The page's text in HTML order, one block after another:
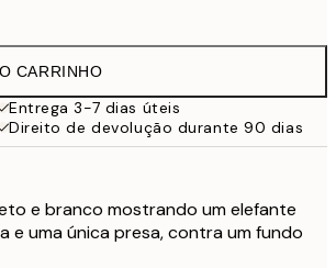
CARRINHO
Entrega 3-7 dias úteis
Direito de devolução durante 90 dias
e branco mostrando um elefante
e uma única presa, contra um fundo